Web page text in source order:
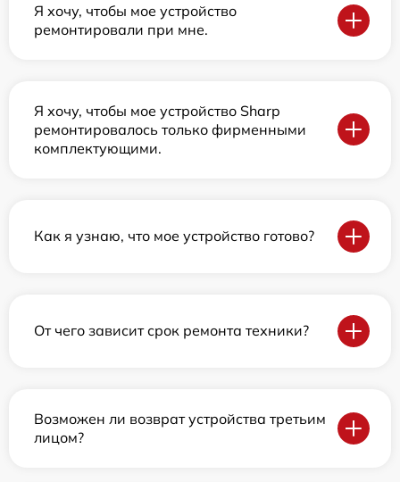
Я хочу, чтобы мое устройство
ремонтировали при мне.
Я хочу, чтобы мое устройство Sharp
ремонтировалось только фирменными
комплектующими.
Как я узнаю, что мое устройство готово?
От чего зависит срок ремонта техники?
Возможен ли возврат устройства третьим
лицом?